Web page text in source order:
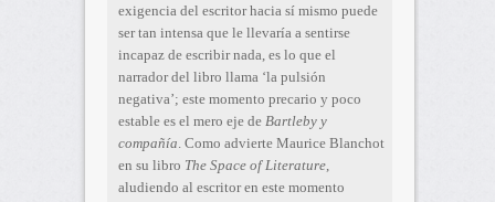
exigencia del escritor hacia sí mismo puede
ser tan intensa que le llevaría a sentirse
incapaz de escribir nada, es lo que el
narrador del libro llama ‘la pulsión
negativa’; este momento precario y poco
estable es el mero eje de Bartleby y
compañía. Como advierte Maurice Blanchot
en su libro The Space of Literature,
aludiendo al escritor en este momento